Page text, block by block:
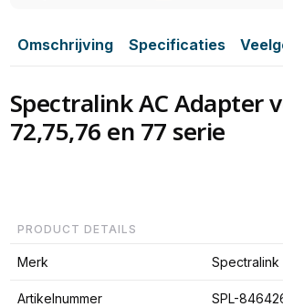
Omschrijving Specificaties
Spectralink AC Adapter
72,75,76 en 77 serie
PRODUCT DETAILS
Merk Spectralink
Artikelnummer SPL-